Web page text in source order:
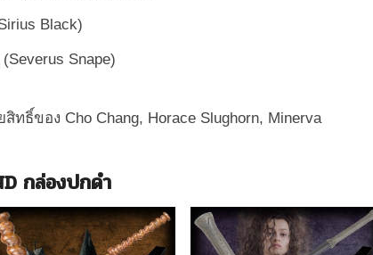
Black)
Snape)
ธิ์ของ Cho Chang, Horace Slughorn, Minerva
กล่องปกดำ